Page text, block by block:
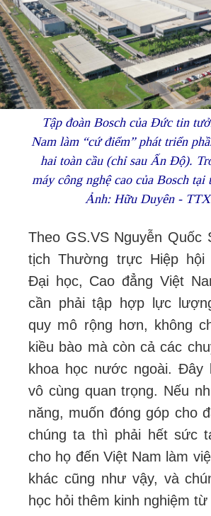
Tập đoàn Bosch của Đức tin
Nam làm “cứ điểm” phát triển
hai toàn cầu (chỉ sau Ấn Độ).
máy công nghệ cao của Bosch
Ảnh: Hữu Duyên -
Theo GS.VS Nguyễn Quốc
tịch Thường trực Hiệp hội
Đại học, Cao đẳng Việt
cần phải tập hợp lực
quy mô rộng hơn, không
kiều bào mà còn cả các
khoa học nước ngoài. Đây
vô cùng quan trọng. Nếu
năng, muốn đóng góp cho
chúng ta thì phải hết sức
cho họ đến Việt Nam làm
khác cũng như vậy, và
học hỏi thêm kinh nghiệm từ